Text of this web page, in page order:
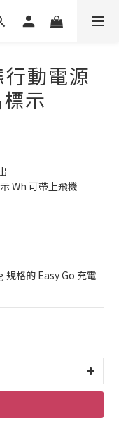
動電源
示
Wh 可帶上飛機
格的 Easy Go 充電